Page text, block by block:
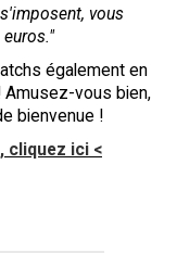
vous
également en
vous bien,
bienvenue !
cliquez ici <